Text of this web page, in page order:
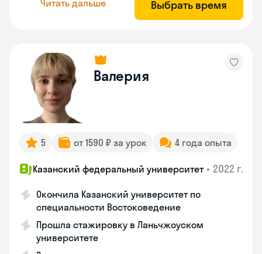
Читать дальше Выбрать время
Валерия
5 от 1590 ₽ за урок 4 года опыта
Казанский федеральный университет • 2022 г.
Окончила Казанский университет по
специальности Востоковедение
Прошла стажировку в Ланьчжоуском
университете